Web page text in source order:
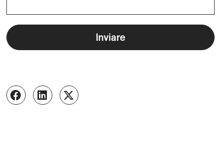
Inviare